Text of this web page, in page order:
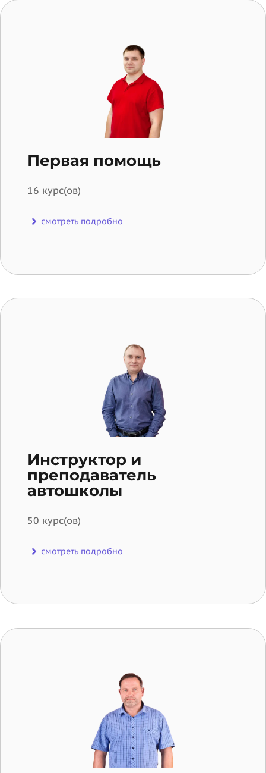
Первая помощь
16 курс(ов)
смотреть подробно
Инструктор и
преподаватель
автошколы
50 курс(ов)
смотреть подробно